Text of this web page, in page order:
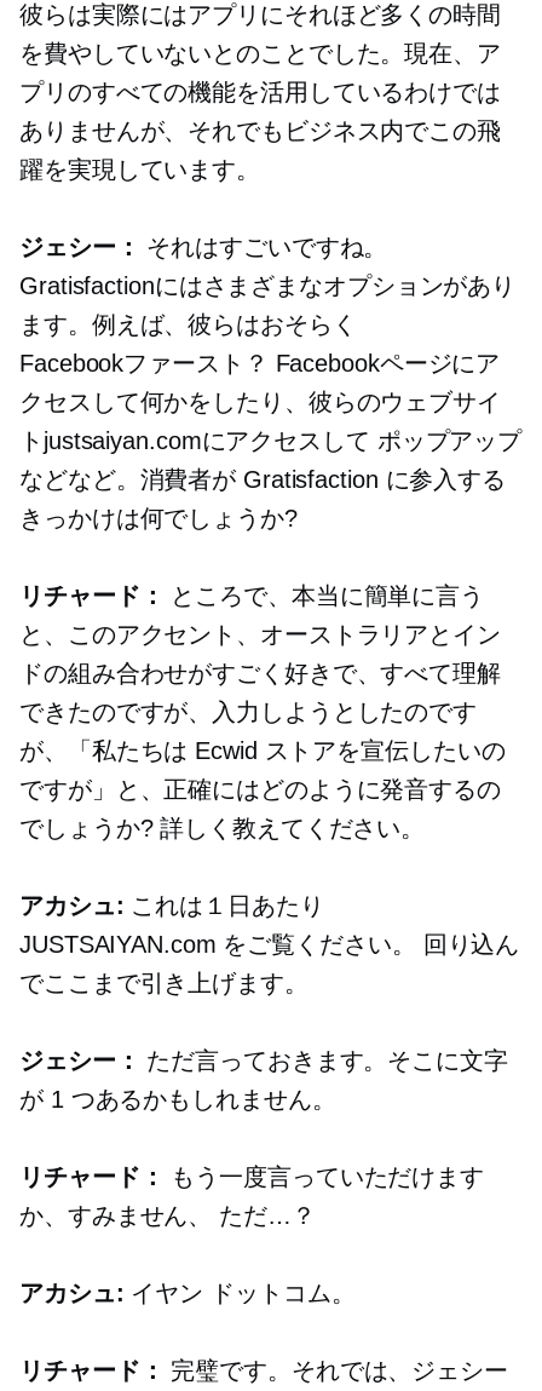
彼らは実際にはアプリにそれほど多くの時間
を費やしていないとのことでした。現在、ア
プリのすべての機能を活用しているわけでは
ありませんが、それでもビジネス内でこの飛
躍を実現しています。
ジェシー：
それはすごいですね。
Gratisfactionにはさまざまなオプションがあり
ます。例えば、彼らはおそらく
Facebookファースト？ Facebookページにア
クセスして何かをしたり、彼らのウェブサイ
トjustsaiyan.comにアクセスして ポップアップ
などなど。消費者が Gratisfaction に参入する
きっかけは何でしょうか?
リチャード：
ところで、本当に簡単に言う
と、このアクセント、オーストラリアとイン
ドの組み合わせがすごく好きで、すべて理解
できたのですが、入力しようとしたのです
が、「私たちは Ecwid ストアを宣伝したいの
ですが」と、正確にはどのように発音するの
でしょうか? 詳しく教えてください。
アカシュ: これは１日あたり
JUSTSAIYAN.com をご覧ください。
回り込ん
でここまで引き上げます。
ジェシー：
ただ言っておきます。そこに文字
が 1 つあるかもしれません。
リチャード：
もう一度言っていただけます
か、すみません、 ただ…？
アカシュ: イヤン ドットコム。
リチャード： 完璧です。それでは、ジェシー